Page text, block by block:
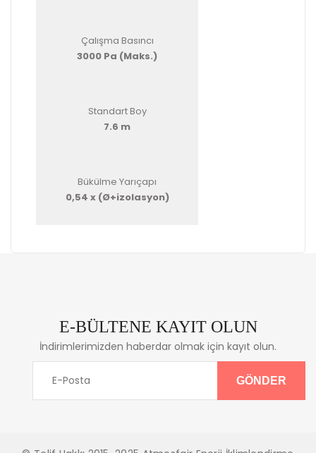
Çalışma Basıncı
3000 Pa (Maks.)
Standart Boy
7.6 m
Bükülme Yarıçapı
0,54 x (Ø+izolasyon)
E-BÜLTENE KAYIT OLUN
İndirimlerimizden haberdar olmak için kayıt olun.